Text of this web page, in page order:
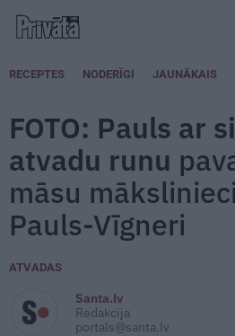
RECEPTES NODERĪGI JAUNĀKAIS
FOTO: Pauls ar
atvadu runu
māsu
Pauls-Vīgneri
ATVADAS
Santa.lv
Redakcija
portals@santa.lv